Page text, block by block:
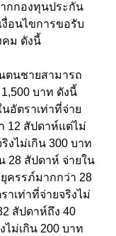
กกองทุนประกัน
อนไขการขอรับ
คม ดังนี้
ตนชายสามารถ
บาท ดังนี้
อัตราเท่าที่จ่าย
12 สัปดาห์แต่ไม่
งไม่เกิน 300 บาท
28 สัปดาห์ จ่ายใน
ครรภ์มากกว่า 28
าเท่าที่จ่ายจริงไม่
สัปดาห์ถึง 40
ไม่เกิน 200 บาท